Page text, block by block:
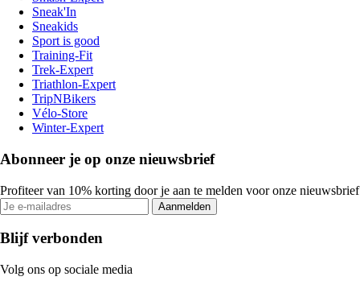
Sneak'In
Sneakids
Sport is good
Training-Fit
Trek-Expert
Triathlon-Expert
TripNBikers
Vélo-Store
Winter-Expert
Abonneer je op onze nieuwsbrief
Profiteer van 10% korting door je aan te melden voor onze nieuwsbrief
Aanmelden
Blijf verbonden
Volg ons op sociale media